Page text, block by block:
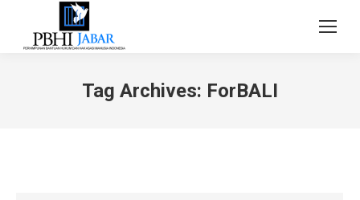
Tag Archives: ForBALI